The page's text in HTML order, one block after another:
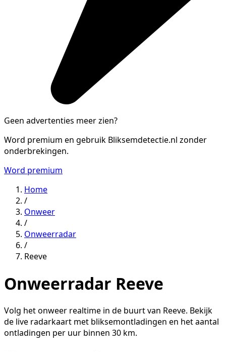
Geen advertenties meer zien?
Word premium en gebruik Bliksemdetectie.nl zonder
onderbrekingen.
Word premium
Home
/
Onweer
/
Onweerradar
/
Reeve
Onweerradar Reeve
Volg het onweer realtime in de buurt van Reeve. Bekijk
de live radarkaart met bliksemontladingen en het aantal
ontladingen per uur binnen 30 km.